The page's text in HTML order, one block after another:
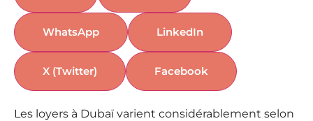
WhatsApp LinkedIn
X (Twitter) Facebook
Les loyers à Dubaï varient considérablement selon